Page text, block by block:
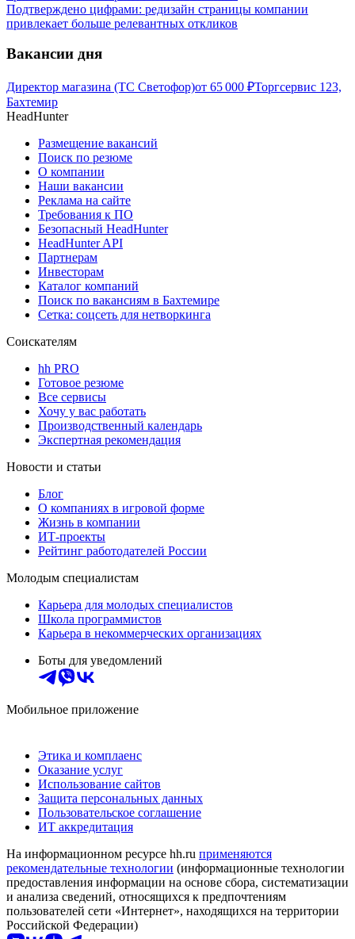
Подтверждено цифрами: редизайн страницы компании
привлекает больше релевантных откликов
Вакансии дня
Директор магазина (ТС Светофор)от 65 000 ₽Торгсервис 123,
Бахтемир
HeadHunter
Размещение вакансий
Поиск по резюме
О компании
Наши вакансии
Реклама на сайте
Требования к ПО
Безопасный HeadHunter
HeadHunter API
Партнерам
Инвесторам
Каталог компаний
Поиск по вакансиям в Бахтемире
Сетка: соцсеть для нетворкинга
Соискателям
hh PRO
Готовое резюме
Все сервисы
Хочу у вас работать
Производственный календарь
Экспертная рекомендация
Новости и статьи
Блог
О компаниях в игровой форме
Жизнь в компании
ИТ-проекты
Рейтинг работодателей России
Молодым специалистам
Карьера для молодых специалистов
Школа программистов
Карьера в некоммерческих организациях
Боты для уведомлений
Мобильное приложение
Этика и комплаенс
Оказание услуг
Использование сайтов
Защита персональных данных
Пользовательское соглашение
ИТ аккредитация
На информационном ресурсе hh.ru применяются
рекомендательные технологии (информационные технологии
предоставления информации на основе сбора, систематизации
и анализа сведений, относящихся к предпочтениям
пользователей сети «Интернет», находящихся на территории
Российской Федерации)